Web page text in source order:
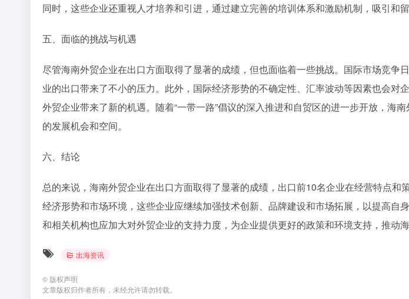
同时，这些企业还重视人才培养和引进，通过建立完善的培训体系和激励机制，吸引和留
五、面临的挑战与机遇
尽管海南外贸企业在出口方面取得了显著的成绩，但也面临着一些挑战。国际市场竞争
业的出口带来了不小的压力。此外，国际经济形势的不确定性、汇率波动等因素也会对
外贸企业带来了新的机遇。随着“一带一路”倡议的深入推进和自贸区的进一步开放，海
的发展机会和空间。
六、结论
总的来说，海南外贸企业在出口方面取得了显著的成绩，出口前10名企业在经营特点和
经济形势和市场环境，这些企业应继续加强技术创新、品牌建设和市场拓展，以提高自
和相关机构也应加大对外贸企业的支持力度，为企业提供更好的政策和环境支持，推动
出海资讯
© 版权声明
文章版权归作者所有，未经允许请勿转载。